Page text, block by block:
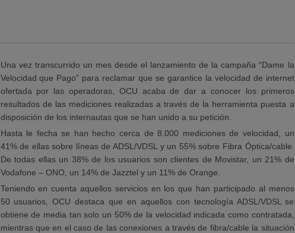
Una vez transcurrido un mes desde el lanzamiento de la campaña “Dame la
Velocidad que Pago” para reclamar que se garantice la velocidad de internet
ofertada por las operadoras, OCU acaba de dar a conocer los primeros
resultados de las mediciones realizadas a través de la herramienta puesta a
disposición de los internautas que se han unido a su petición.
Hasta le fecha se han hecho cerca de 8.000 mediciones de velocidad, un
41% de ellas sobre líneas de ADSL/VDSL y un 55% sobre Fibra Óptica/cable.
De todas ellas un 38% de los usuarios son clientes de Movistar, un 21% de
Vodafone – ONO, un 14% de Jazztel y un 11% de Orange.
Teniendo en cuenta aquellos servicios en los que han participado al menos
50 usuarios, OCU destaca que en aquellos con tecnología ADSL/VDSL se
obtiene de media tan solo un 50% de la velocidad indicada como contratada,
mientras que en el caso de las conexiones a través de fibra/cable la situación